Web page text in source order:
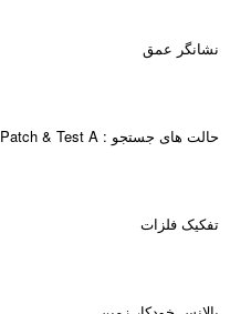
نشانگر عمق
حالت های جستجو : Hi Mineral، Hi Trash، Patch & Test A
تفکیک فلزات